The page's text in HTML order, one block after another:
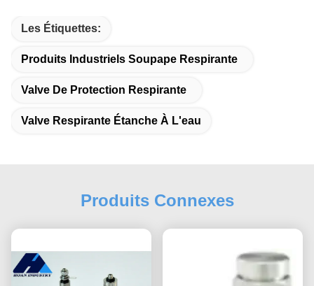
Les Étiquettes:
Produits Industriels Soupape Respirante
Valve De Protection Respirante
Valve Respirante Étanche À L'eau
Produits Connexes